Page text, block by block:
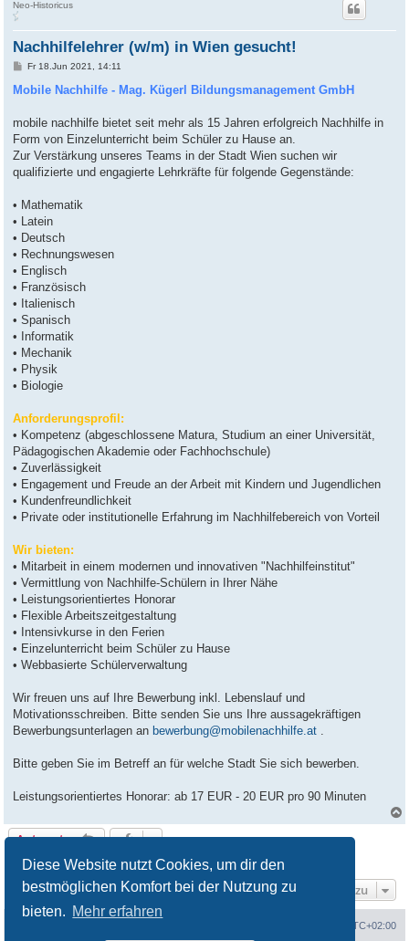
Diese Website nutzt Cookies, um dir den
bestmöglichen Komfort bei der Nutzung zu
bieten. Mehr erfahren
Neo-Historicus
Nachhilfelehrer (w/m) in Wien gesucht!
B
i
a
Fr 18.Jun 2021, 14:11
Mobile Nachhilfe - Mag. Kügerl Bildungsmanagement GmbH
mobile nachhilfe bietet seit mehr als 15 Jahren erfolgreich Nachhilfe in
Form von Einzelunterricht beim Schüler zu Hause an.
Zur Verstärkung unseres Teams in der Stadt Wien suchen wir
qualifizierte und engagierte Lehrkräfte für folgende Gegenstände:
• Mathematik
• Latein
• Deutsch
• Rechnungswesen
• Englisch
• Französisch
• Italienisch
• Spanisch
• Informatik
• Mechanik
• Physik
• Biologie
Anforderungsprofil:
• Kompetenz (abgeschlossene Matura, Studium an einer Universität,
Pädagogischen Akademie oder Fachhochschule)
• Zuverlässigkeit
• Engagement und Freude an der Arbeit mit Kindern und Jugendlichen
• Kundenfreundlichkeit
• Private oder institutionelle Erfahrung im Nachhilfebereich von Vorteil
Wir bieten:
• Mitarbeit in einem modernen und innovativen "Nachhilfeinstitut"
• Vermittlung von Nachhilfe-Schülern in Ihrer Nähe
• Leistungsorientiertes Honorar
• Flexible Arbeitszeitgestaltung
• Intensivkurse in den Ferien
• Einzelunterricht beim Schüler zu Hause
• Webbasierte Schülerverwaltung
Wir freuen uns auf Ihre Bewerbung inkl. Lebenslauf und
Motivationsschreiben. Bitte senden Sie uns Ihre aussagekräftigen
Bewerbungsunterlagen an bewerbung@mobilenachhilfe.at .
Bitte geben Sie im Betreff an für welche Stadt Sie sich bewerben.
Leistungsorientiertes Honorar: ab 17 EUR - 20 EUR pro 90 Minuten
Antworten
1 Beitrag • Seite1von1
Gehe zu
UTC+02:00